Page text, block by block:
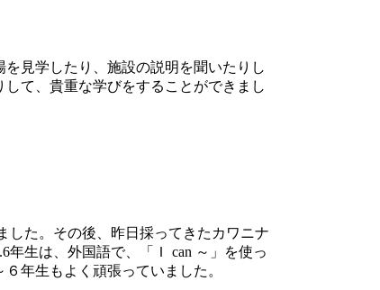
見学したり、施設の説明を聞いたりし
て、貴重な学びをすることができまし
た。その後、昨日採ってきたカワニナ
生は、外国語で、「Ｉ can ～」を使っ
年生もよく頑張っていました。